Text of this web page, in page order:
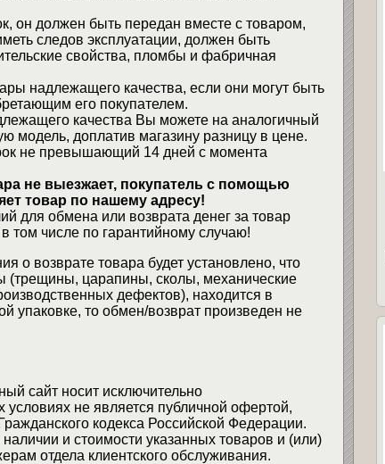
он должен быть передан вместе с товаром,
следов эксплуатации, должен быть
свойства, пломбы и фабричная
надлежащего качества, если они могут быть
его покупателем.
качества Вы можете на аналогичный
модель, доплатив магазину разницу в цене.
не превышающий 14 дней с момента
не выезжает, покупатель с помощью
товар по нашему адресу!
для обмена или возврата денег за товар
том числе по гарантийному случаю!
о возврате товара будет установлено, что
(трещины, царапины, сколы, механические
дефектов), находится в
упаковке, то обмен/возврат произведен не
сайт носит исключительно
не является публичной офертой,
кодекса Российской Федерации.
и стоимости указанных товаров и (или)
отдела клиентского обслуживания.